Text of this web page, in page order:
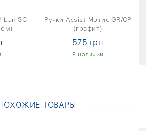
SC
Ручки Assist Мотис GR/CP
(графит)
575 грн
В наличии
ТОВАРЫ